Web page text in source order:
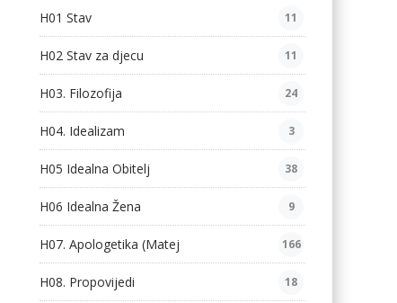
H01 Stav 11
H02 Stav za djecu 11
H03. Filozofija 24
H04. Idealizam 3
H05 Idealna Obitelj 38
H06 Idealna Žena 9
H07. Apologetika (Matej 166
H08. Propovijedi 18